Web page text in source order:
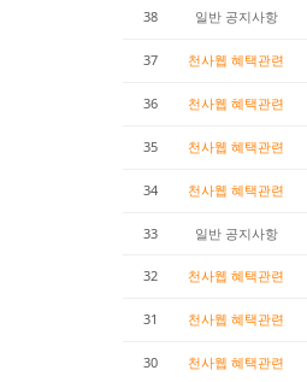
38 일반 공지사항
37 천사웹 혜택관련
36 천사웹 혜택관련
35 천사웹 혜택관련
34 천사웹 혜택관련
33 일반 공지사항
32 천사웹 혜택관련
31 천사웹 혜택관련
30 천사웹 혜택관련